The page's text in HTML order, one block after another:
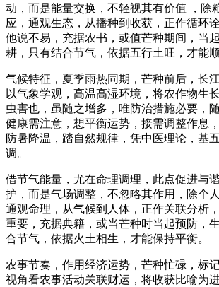
动，而是能量交换，不轻视其有价值 ，除
应，通观生态，从播种到收获，正作循环
他说不易，充据农书，或值芒种期间，当
耕，只有结合节气，依据五行土旺，才能顺
气候特征，夏季雨热同期，芒种前后，长
以气象学观，高温高湿环境，将农作物生
虫害也，虽随之增多，唯防治措施必要，
健康需注意，想平衡运势，接需调整作息
防暑降温，踏自然规律，凭中医理论，基
调。
借节气能量，尤在命理调理，此点促进与
护，而是气场调整，不忽略其作用，除个
通观命理，从气候到人体，正作关联分析
重要，充据典籍，或当芒种时当起预防，
合节气，依据火土相生，才能保持平衡。
农事节奏，作用经济运势，芒种忙碌，标
视角看农事活动关联财运，将收获比喻为